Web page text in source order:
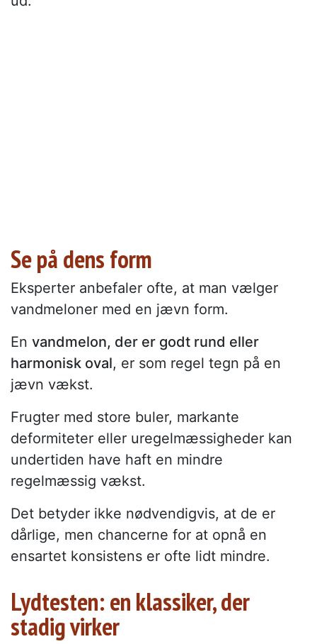
Se på dens form
Eksperter anbefaler ofte, at man vælger
vandmeloner med en jævn form.
En vandmelon, der er godt rund eller
harmonisk oval, er som regel tegn på en
jævn vækst.
Frugter med store buler, markante
deformiteter eller uregelmæssigheder kan
undertiden have haft en mindre
regelmæssig vækst.
Det betyder ikke nødvendigvis, at de er
dårlige, men chancerne for at opnå en
ensartet konsistens er ofte lidt mindre.
Lydtesten: en klassiker, der
stadig virker